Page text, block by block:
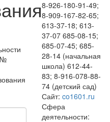
№
8-926-180-91-49;
8-909-167-82-65;
613-37-18; 613-
37-07 685-08-15;
685-07-45; 685-
28-14 (начальная
школа) 612-44-
83; 8-916-078-88-
74 (детский сад)
Сайт: co1601.ru
Сфера
деятельности: